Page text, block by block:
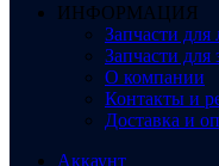
ИНФОРМАЦИЯ
Запчасти для
Запчасти для
О компании
Контакты и
Доставка и
Аккаунт